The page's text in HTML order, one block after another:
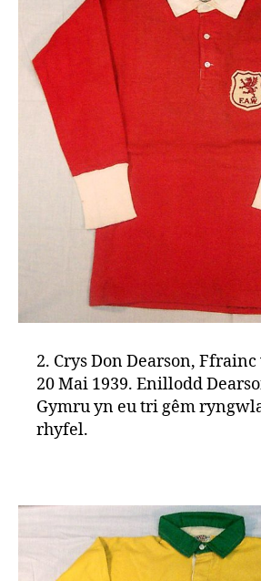
2. Crys Don Dearson, Ffrainc
20 Mai 1939. Enillodd
Gymru yn eu tri gêm
rhyfel.